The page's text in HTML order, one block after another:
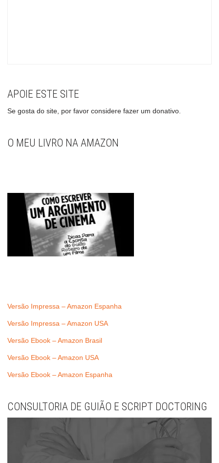
APOIE ESTE SITE
Se gosta do site, por favor considere fazer um donativo.
O MEU LIVRO NA AMAZON
Versão Impressa – Amazon Espanha
Versão Impressa – Amazon USA
Versão Ebook – Amazon Brasil
Versão Ebook – Amazon USA
Versão Ebook – Amazon Espanha
CONSULTORIA DE GUIÃO E SCRIPT DOCTORING